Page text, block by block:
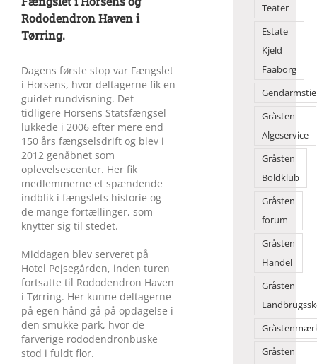
Rododendron Haven i
Tørring.
Dagens første stop var Fængslet
i Horsens, hvor deltagerne fik en
guidet rundvisning. Det
tidligere Horsens Statsfængsel
lukkede i 2006 efter mere end
150 års fængselsdrift og blev i
2012 genåbnet som
oplevelsescenter. Her fik
medlemmerne et spændende
indblik i fængslets historie og
de mange fortællinger, som
knytter sig til stedet.
Middagen blev serveret på
Hotel Pejsegården, inden turen
fortsatte til Rododendron Haven
i Tørring. Her kunne deltagerne
på egen hånd gå på opdagelse i
den smukke park, hvor de
farverige rododendronbuske
stod i fuldt flor.
Teater
Estate
Kjeld
Faaborg
Gråsten
Algeservice
Gråsten
Boldklub
Gråsten
forum
Gråsten
Handel
Gråsten
Gråsten